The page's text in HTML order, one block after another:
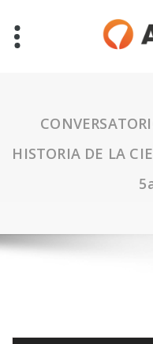
HISTORIA DE LA